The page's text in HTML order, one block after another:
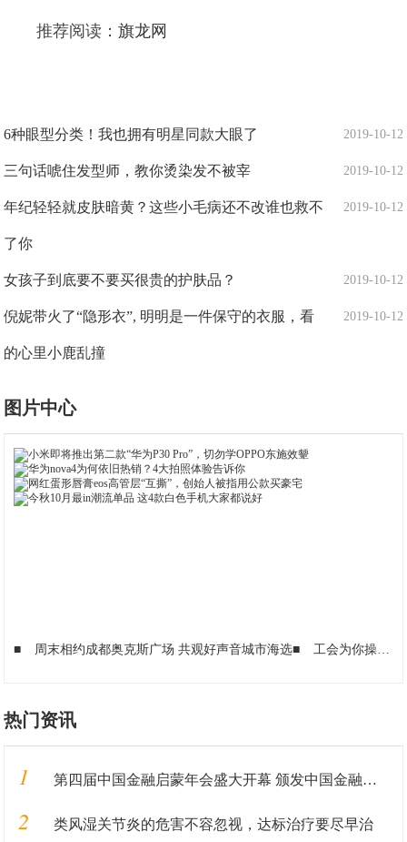
推荐阅读：旗龙网
2019-10-12
6种眼型分类！我也拥有明星同款大眼了
2019-10-12
三句话唬住发型师，教你烫染发不被宰
2019-10-12
年纪轻轻就皮肤暗黄？这些小毛病还不改谁也救不
了你
2019-10-12
女孩子到底要不要买很贵的护肤品？
2019-10-12
倪妮带火了“隐形衣”, 明明是一件保守的衣服，看
的心里小鹿乱撞
图片中心
■ 周末相约成都奥克斯广场 共观好声音城市海选■ 工会为你操碎了心！你的对象，成都总工会安排了！！！
热门资讯
1 第四届中国金融启蒙年会盛大开幕 颁发中国金融启蒙贡献奖
2 类风湿关节炎的危害不容忽视，达标治疗要尽早治